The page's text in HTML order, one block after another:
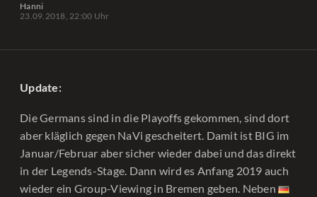
Hanni
23.09.2018, 22:00 Uhr
Update:
Die Germans sind in die Playoffs gekommen, sind dort
aber kläglich gegen NaVi gescheitert. Damit ist BIG im
Januar/Februar aber sicher wieder dabei und das direkt
in der Legends-Stage. Dann wird es Anfang 2019 auch
wieder ein Group-Viewing in Bremen geben. Neben